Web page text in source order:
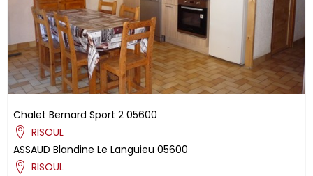
Chalet Bernard Sport 2 05600
RISOUL
ASSAUD Blandine Le Languieu 05600
RISOUL